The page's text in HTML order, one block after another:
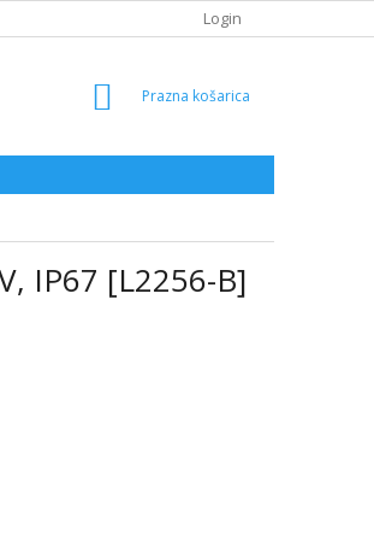
Login
SHOPPING
IP67 [L2256-B]